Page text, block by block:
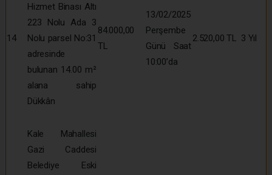
14
Hizmet Binası Altı
223 Nolu Ada 3
Nolu parsel No:31
adresinde
bulunan 14.00 m²
alana sahip
Dükkân
84.000,00
TL
13/02/2025
Perşembe
Günü Saat
10:00’da
2.520,00 TL 3 Yıl
Kale Mahallesi
Gazi Caddesi
Belediye Eski